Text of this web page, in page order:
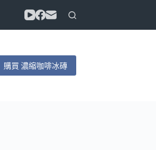
購買 濃縮咖啡冰磚